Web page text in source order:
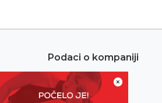
×
Podaci o kompaniji
Adresa:
Sremska 1